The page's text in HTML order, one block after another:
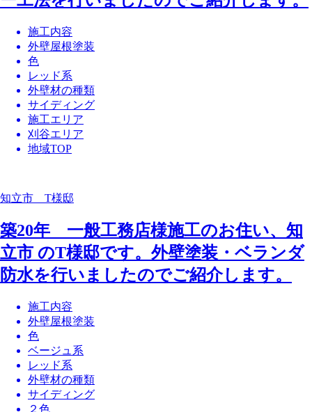
施工内容
外壁屋根塗装
色
レッド系
外壁材の種類
サイディング
施工エリア
刈谷エリア
地域TOP
知立市 T様邸
築20年 一般工務店様施工のお住い、知
立市 のT様邸です。外壁塗装・ベランダ
防水を行いましたのでご紹介します。
施工内容
外壁屋根塗装
色
ベージュ系
レッド系
外壁材の種類
サイディング
２色